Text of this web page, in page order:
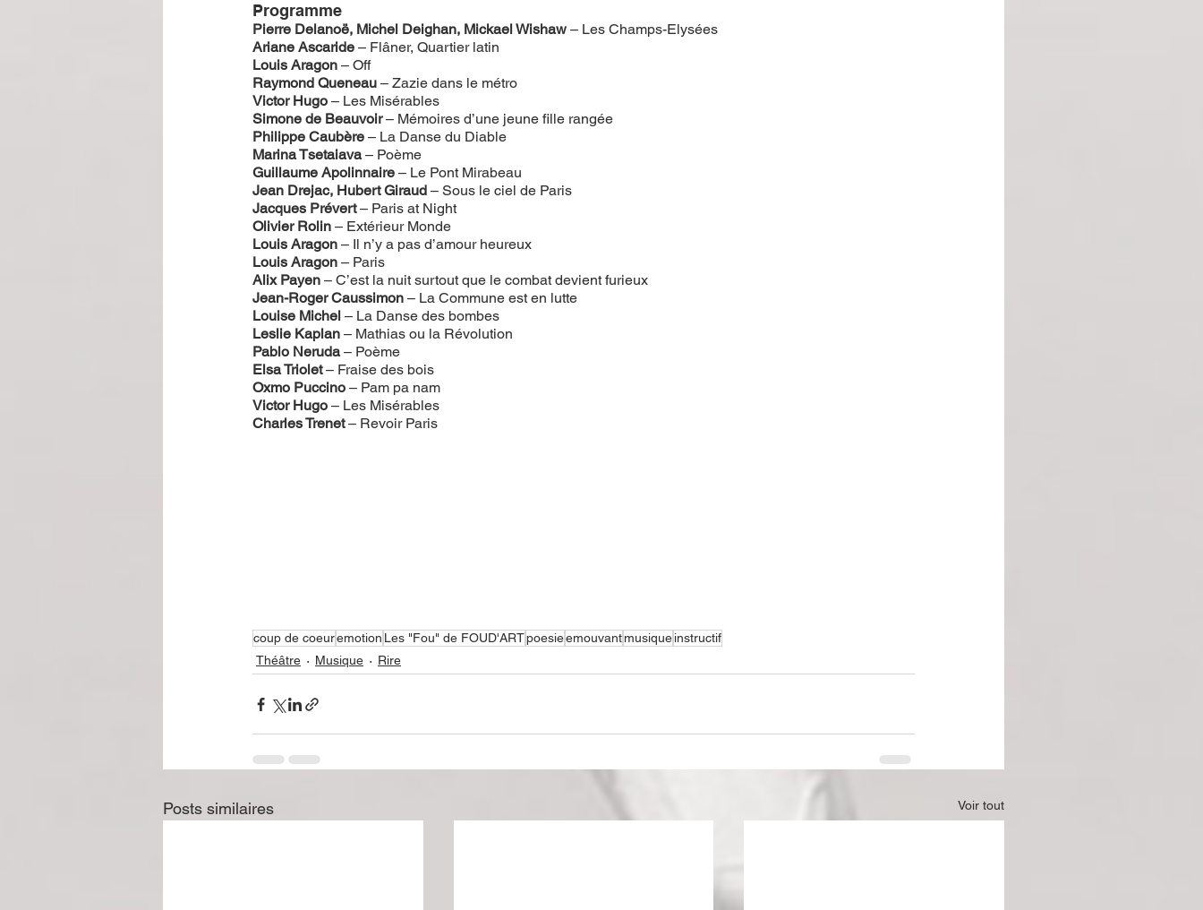
Programme
Pierre Delanoë, Michel Deighan, Mickael Wishaw – Les Champs-Elysées
Ariane Ascaride – Flâner, Quartier latin
Louis Aragon – Off
Raymond Queneau – Zazie dans le métro
Victor Hugo – Les Misérables
Simone de Beauvoir – Mémoires d’une jeune fille rangée
Philippe Caubère – La Danse du Diable
Marina Tsetaiava – Poème
Guillaume Apolinnaire – Le Pont Mirabeau
Jean Drejac, Hubert Giraud – Sous le ciel de Paris
Jacques Prévert – Paris at Night
Olivier Rolin – Extérieur Monde
Louis Aragon – Il n’y a pas d’amour heureux
Louis Aragon – Paris
Alix Payen – C’est la nuit surtout que le combat devient furieux
Jean-Roger Caussimon – La Commune est en lutte
Louise Michel – La Danse des bombes
Leslie Kaplan – Mathias ou la Révolution
Pablo Neruda – Poème
Elsa Triolet – Fraise des bois
Oxmo Puccino – Pam pa nam
Victor Hugo – Les Misérables
Charles Trenet – Revoir Paris
coup de coeuremotion Les "Fou" de FOUD'ARTpoesieemouvantmusiqueinstructif
Théâtre
Musique Rire
Posts similaires Voir tout